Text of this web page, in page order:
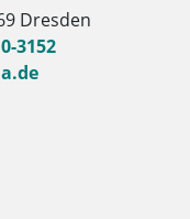
Dresden
3152